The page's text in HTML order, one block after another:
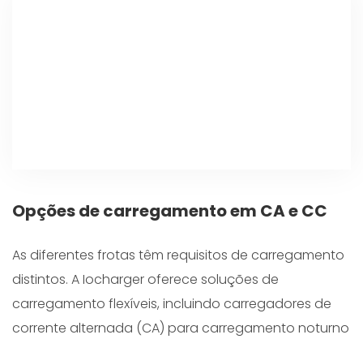
Opções de carregamento em CA e CC
As diferentes frotas têm requisitos de carregamento
distintos. A Iocharger oferece soluções de
carregamento flexíveis, incluindo carregadores de
corrente alternada (CA) para carregamento noturno